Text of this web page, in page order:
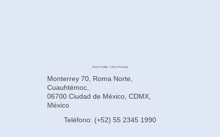
Power Fertility - Clínica Principal
Monterrey 70, Roma Norte,
Cuauhtémoc,
06700 Ciudad de México, CDMX,
México
Teléfono: (+52) 55 2345 1990